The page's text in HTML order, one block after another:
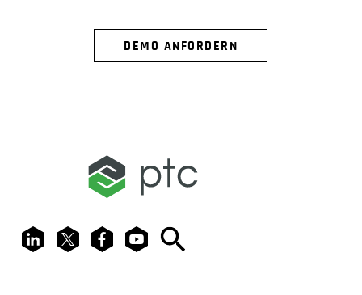
DEMO ANFORDERN
LinkedIn
X FacebookYoutubeSearch